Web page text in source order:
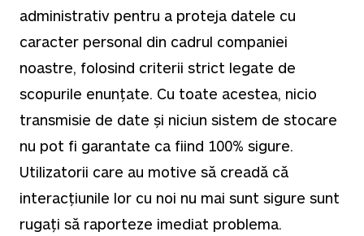
administrativ pentru a proteja datele cu
caracter personal din cadrul companiei
noastre, folosind criterii strict legate de
scopurile enunțate. Cu toate acestea, nicio
transmisie de date și niciun sistem de stocare
nu pot fi garantate ca fiind 100% sigure.
Utilizatorii care au motive să creadă că
interacțiunile lor cu noi nu mai sunt sigure sunt
rugați să raporteze imediat problema.